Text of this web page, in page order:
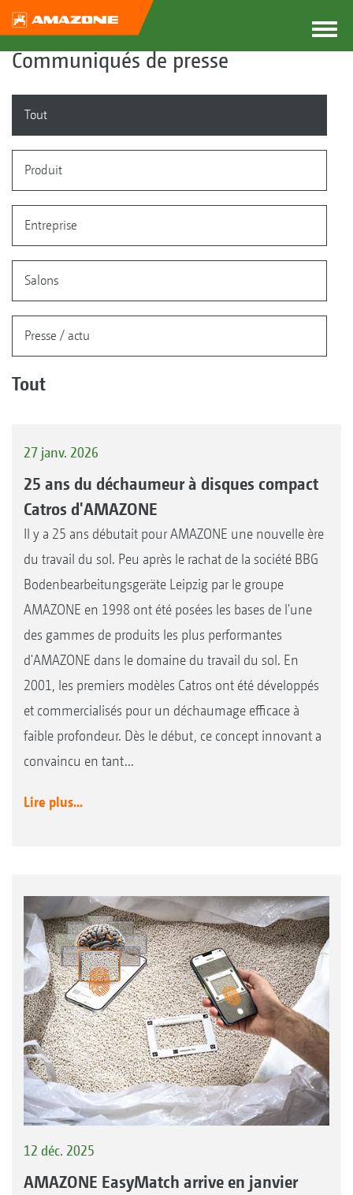
Communiqués de presse
Tout
Produit
Entreprise
Salons
Presse / actu
Tout
27 janv. 2026
25 ans du déchaumeur à disques compact
Catros d'AMAZONE
Il y a 25 ans débutait pour AMAZONE une nouvelle ère
du travail du sol. Peu après le rachat de la société BBG
Bodenbearbeitungsgeräte Leipzig par le groupe
AMAZONE en 1998 ont été posées les bases de l'une
des gammes de produits les plus performantes
d'AMAZONE dans le domaine du travail du sol. En
2001, les premiers modèles Catros ont été développés
et commercialisés pour un déchaumage efficace à
faible profondeur. Dès le début, ce concept innovant a
convaincu en tant...
Lire plus...
12 déc. 2025
AMAZONE EasyMatch arrive en janvier